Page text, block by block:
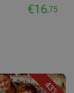
€16,75
43%